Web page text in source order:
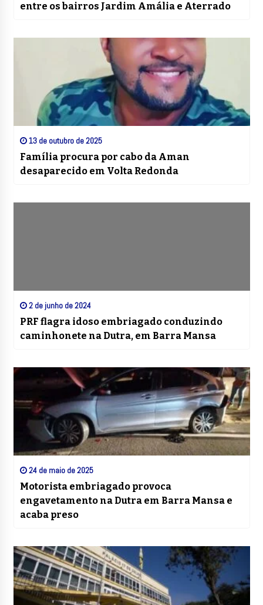
entre os bairros Jardim Amália e Aterrado
13 de outubro de 2025
Família procura por cabo da Aman
desaparecido em Volta Redonda
2 de junho de 2024
PRF flagra idoso embriagado conduzindo
caminhonete na Dutra, em Barra Mansa
24 de maio de 2025
Motorista embriagado provoca
engavetamento na Dutra em Barra Mansa e
acaba preso